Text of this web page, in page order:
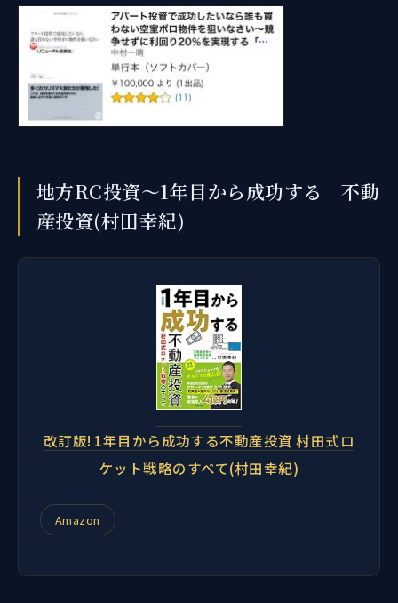
地方RC投資～1年目から成功する 不動
産投資(村田幸紀)
改訂版! 1年目から成功する不動産投資 村田式ロ
ケット戦略のすべて(村田幸紀)
Amazon